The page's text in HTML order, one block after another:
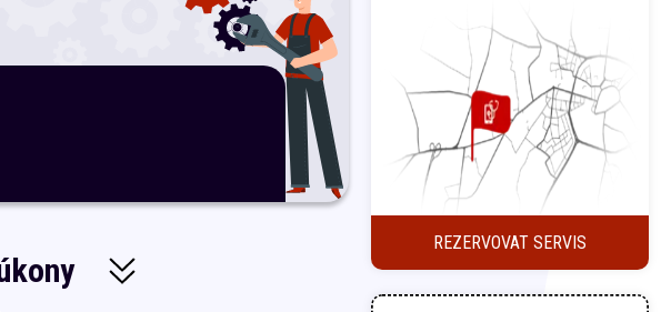
REZERVOVAT SERVIS